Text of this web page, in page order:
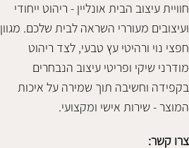
חוויית עיצוב הבית אונליין - ריהוט ייחודי
ועיצובים מעוררי השראה לבית שלכם. מגוון
חפצי נוי ורהיטי עץ טבעי, לצד ריהוט
מודרני שיקי ופריטי עיצוב הנבחרים
בקפידה וחשיבה תוך שמירה על איכות
המוצר - שירות אישי ומקצועי.
צרו קשר: